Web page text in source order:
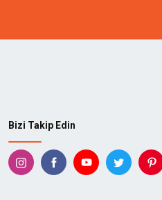
Bizi Takip Edin